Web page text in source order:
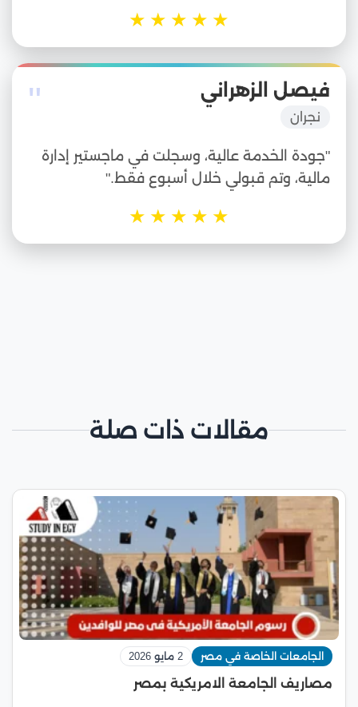
★
★
★
★
★
" فيصل الزهراني
نجران
"جودة الخدمة عالية، وسجلت في ماجستير إدارة
مالية، وتم قبولي خلال أسبوع فقط."
★
★
★
★
★
مقالات ذات صلة
الجامعات الخاصة في مصر 2 مايو 2026
مصاريف الجامعة الامريكية بمصر